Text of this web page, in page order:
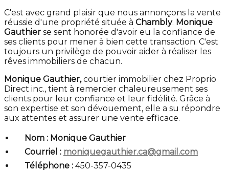
C'est avec grand plaisir que nous annonçons la vente
réussie d'une propriété située à Chambly. Monique
Gauthier se sent honorée d'avoir eu la confiance de
ses clients pour mener à bien cette transaction. C'est
toujours un privilège de pouvoir aider à réaliser les
rêves immobiliers de chacun.
Monique Gauthier,courtier immobilier chez Proprio
Direct inc., tient à remercier chaleureusement ses
clients pour leur confiance et leur fidélité. Grâce à
son expertise et son dévouement, elle a su répondre
aux attentes et assurer une vente efficace.
Nom : Monique Gauthier
Courriel : moniquegauthier.ca@gmail.com
Téléphone : 450-357-0435